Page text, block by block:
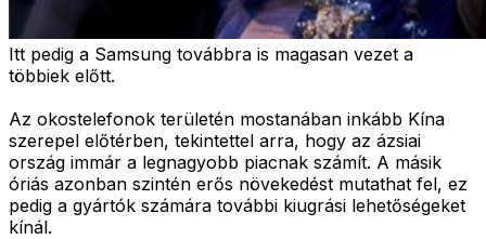
Itt pedig a Samsung továbbra is magasan vezet a
többiek előtt.
Az okostelefonok területén mostanában inkább Kína
szerepel előtérben, tekintettel arra, hogy az ázsiai
ország immár a legnagyobb piacnak számít. A másik
óriás azonban szintén erős növekedést mutathat fel, ez
pedig a gyártók számára további kiugrási lehetőségeket
kínál.